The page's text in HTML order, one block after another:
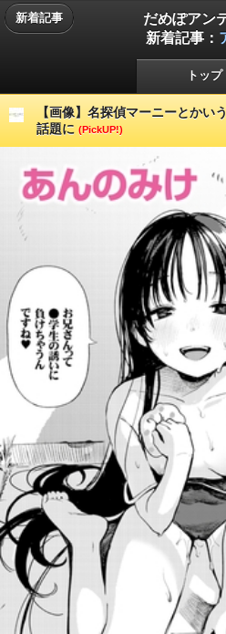
新着記事
だめぽアン
新着記事：
トップ
【画像】名探偵マーニーとかい
話題に (PickUP!)